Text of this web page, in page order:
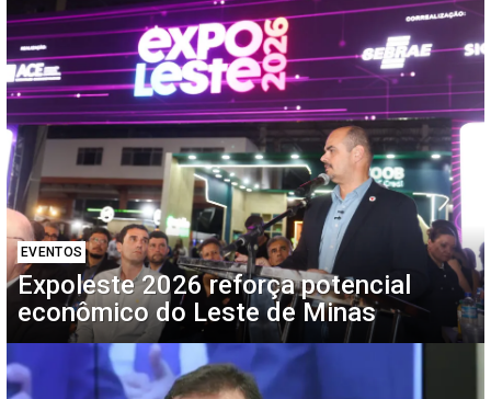
Latest
stories
EVENTOS
Expoleste 2026 reforça potencial
econômico do Leste de Minas